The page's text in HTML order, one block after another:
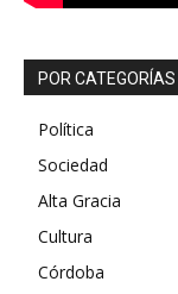
POR CATEGORÍAS
Política
Sociedad
Alta Gracia
Cultura
Córdoba